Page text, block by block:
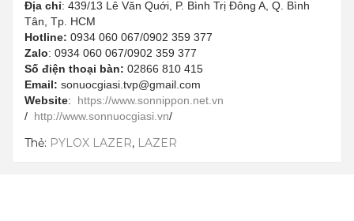
Địa chỉ: 439/13 Lê Văn Quới, P. Bình Trị Đông A, Q. Bình
Tân, Tp. HCM
Hotline: 0934 060 067/0902 359 377
Zalo: 0934 060 067/0902 359 377
Số điện thoại bàn: 02866 810 415
Email: sonuocgiasi.tvp@gmail.com
Website: https://www.sonnippon.net.vn
/ http://www.sonnuocgiasi.vn/
Thẻ: PYLOX LAZER, LAZER